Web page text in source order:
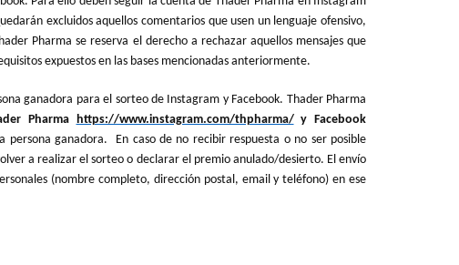
excluidos aquellos comentarios que usen un lenguaje ofensivo,
Pharma se reserva el derecho a rechazar aquellos mensajes que
expuestos en las bases mencionadas anteriormente.
ganadora para el sorteo de Instagram y Facebook. Thader Pharma
Pharma https://www.instagram.com/thpharma/y Facebook
ganadora. En caso de no recibir respuesta o no ser posible
a realizar el sorteo o declarar el premio anulado/desierto. El envío
(nombre completo, dirección postal, email y teléfono) en ese